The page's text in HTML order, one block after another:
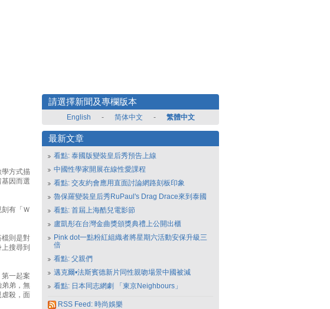
學方式描
因而選
有「Ｗ
檔則是對
搜尋到
一起案
弟弟，無
虐殺，面
請選擇新聞及專欄版本
English - 简体中文 - 繁體中文
最新文章
看點: 泰國版變裝皇后秀預告上線
中國性學家開展在線性愛課程
看點: 交友約會應用直面討論網路刻板印象
魯保羅變裝皇后秀RuPaul's Drag Drace來到泰國
看點: 首屆上海酷兒電影節
盧凱彤在台灣金曲獎頒獎典禮上公開出櫃
Pink dot一點粉紅組織者將星期六活動安保升級三
倍
看點: 父親們
邁克爾•法斯賓德新片同性親吻場景中國被減
看點: 日本同志網劇 「東京Neighbours」
RSS Feed: 時尚娛樂